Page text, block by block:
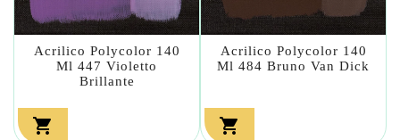
Acrilico Polycolor 140
Ml 447 Violetto
Brillante

Acrilico Polycolor 140
Ml 484 Bruno Van Dick
